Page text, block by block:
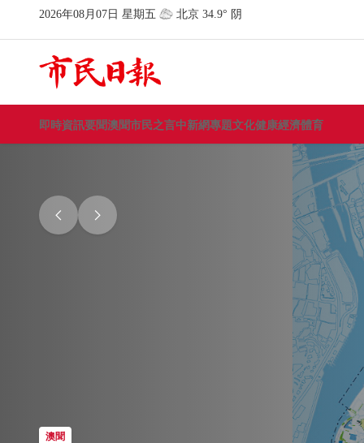
即時資訊要聞澳聞市民之言中新網專題文化健康經濟體育
澳聞